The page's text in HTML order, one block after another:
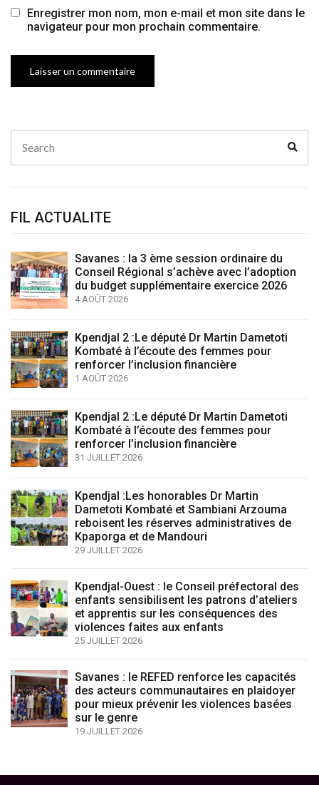
Enregistrer mon nom, mon e-mail et mon site dans le
navigateur pour mon prochain commentaire.
for:
FIL ACTUALITE
Savanes : la 3 ème session ordinaire du
Conseil Régional s’achève avec l’adoption
du budget supplémentaire exercice 2026
4 AOÛT 2026
Kpendjal 2 :Le député Dr Martin Dametoti
Kombaté à l’écoute des femmes pour
renforcer l’inclusion financière
1 AOÛT 2026
Kpendjal 2 :Le député Dr Martin Dametoti
Kombaté à l’écoute des femmes pour
renforcer l’inclusion financière
31 JUILLET 2026
Kpendjal :Les honorables Dr Martin
Dametoti Kombaté et Sambiani Arzouma
reboisent les réserves administratives de
Kpaporga et de Mandouri
29 JUILLET 2026
Kpendjal-Ouest : le Conseil préfectoral des
enfants sensibilisent les patrons d’ateliers
et apprentis sur les conséquences des
violences faites aux enfants
25 JUILLET 2026
Savanes : le REFED renforce les capacités
des acteurs communautaires en plaidoyer
pour mieux prévenir les violences basées
sur le genre
19 JUILLET 2026